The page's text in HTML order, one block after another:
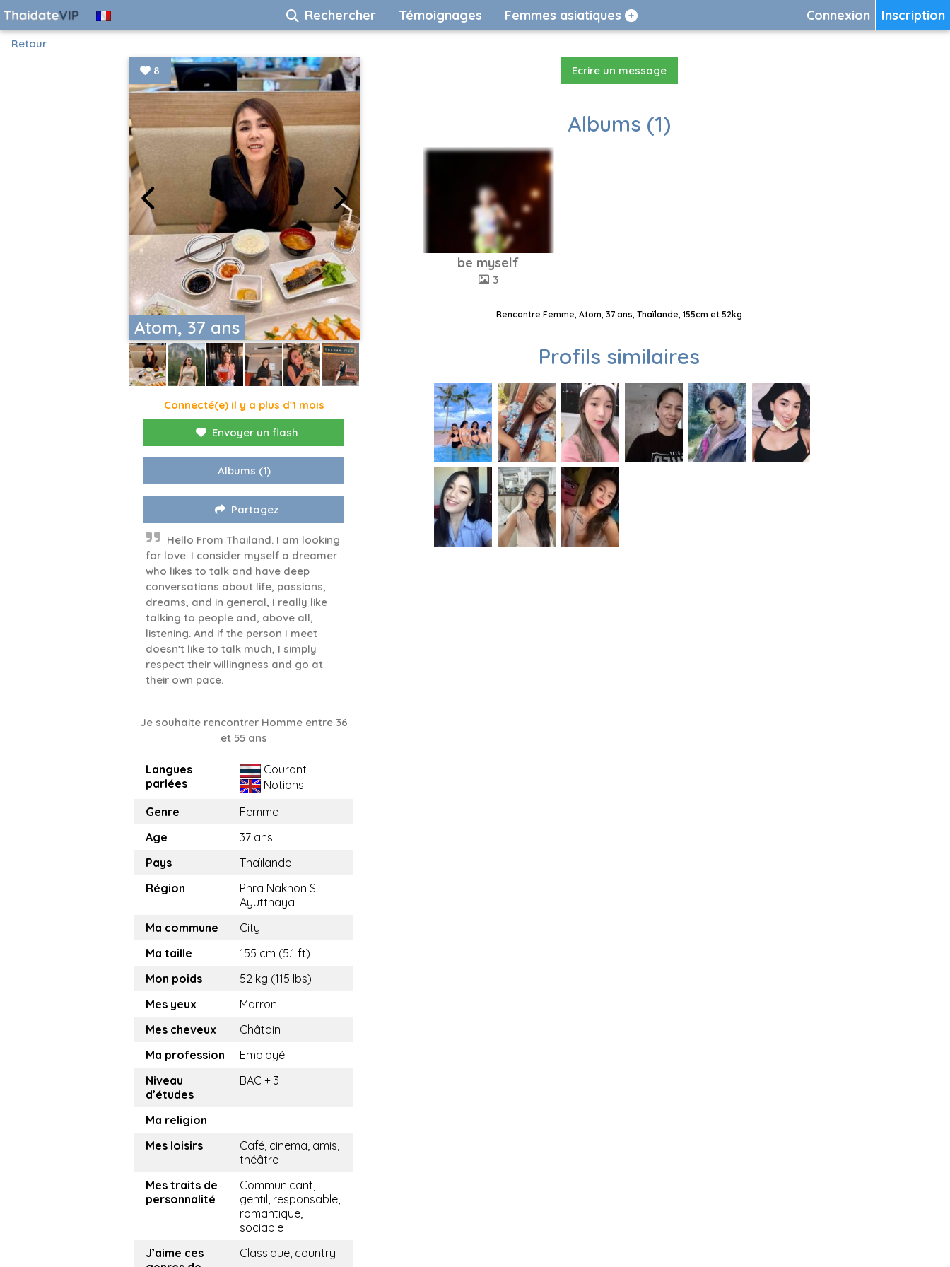
Inscription
Connexion
Rechercher Témoignages Femmes asiatiques
Retour
Atom, 37 ans
8
Connecté(e) il y a plus d'1 mois
Envoyer un flash
Albums (1)
Partagez
Hello From Thailand. I am looking
for love. I consider myself a dreamer
who likes to talk and have deep
conversations about life, passions,
dreams, and in general, I really like
talking to people and, above all,
listening. And if the person I meet
doesn't like to talk much, I simply
respect their willingness and go at
their own pace.
Je souhaite rencontrer Homme entre 36
et 55 ans
Langues
parlées
Courant
Notions
Genre
Femme
Age
37 ans
Pays
Thaïlande
Région
Phra Nakhon Si
Ayutthaya
Ma commune
City
Ma taille
155 cm (5.1 ft)
Mon poids
52 kg (115 lbs)
Mes yeux
Marron
Mes cheveux
Châtain
Ma profession
Employé
Niveau
d’études
BAC + 3
Ma religion
Mes loisirs
Café, cinema, amis,
théâtre
Mes traits de
personnalité
Communicant,
gentil, responsable,
romantique,
sociable
J’aime ces
Classique, country
Ecrire un message
Albums (1)
be myself
3
Rencontre Femme, Atom, 37 ans, Thaïlande, 155cm et 52kg
Profils similaires